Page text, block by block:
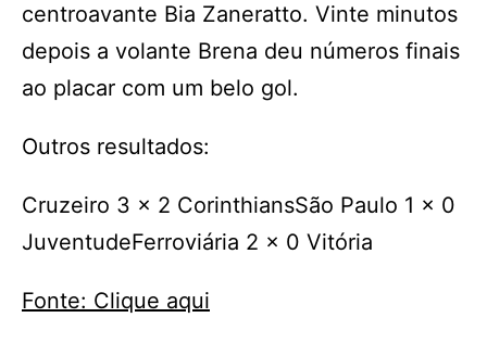
centroavante Bia Zaneratto. Vinte minutos
depois a volante Brena deu números finais
ao placar com um belo gol.
Outros resultados:
Cruzeiro 3 x 2 CorinthiansSão Paulo 1 x 0
JuventudeFerroviária 2 x 0 Vitória
Fonte: Clique aqui